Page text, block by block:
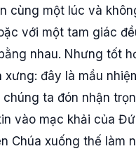
cùng một lúc và
với một tam giác
nhau. Nhưng tốt
xưng: đây là mầu
chúng ta đón nhận
vào mạc khải của
Chúa xuống thế làm